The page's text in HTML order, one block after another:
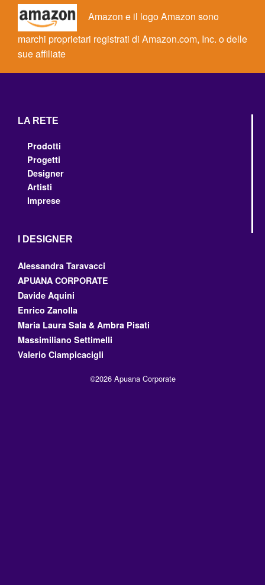
Amazon e il logo Amazon sono
marchi proprietari registrati di Amazon.com, Inc. o delle
sue affiliate
LA RETE
Prodotti
Progetti
Designer
Artisti
Imprese
I DESIGNER
Alessandra Taravacci
APUANA CORPORATE
Davide Aquini
Enrico Zanolla
Maria Laura Sala & Ambra Pisati
Massimiliano Settimelli
Valerio Ciampicacigli
©2026 Apuana Corporate